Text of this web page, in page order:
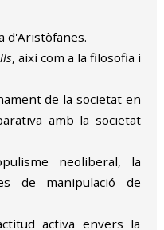
d'Aristòfanes.
, així com a la filosofia i
de la societat en
amb la societat
neoliberal, la
de manipulació de
activa envers la